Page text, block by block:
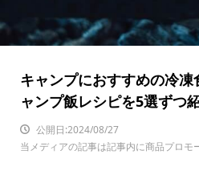
キャンプにおすすめの冷
ャンプ飯レシピを5選ずつ
公開日:2024/08/27
当メディアの記事は記事内に商品プロモ